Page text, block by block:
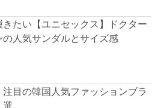
きたい【ユニセックス】ドクター
の人気サンダルとサイズ感
注目の韓国人気ファッションブラ
選